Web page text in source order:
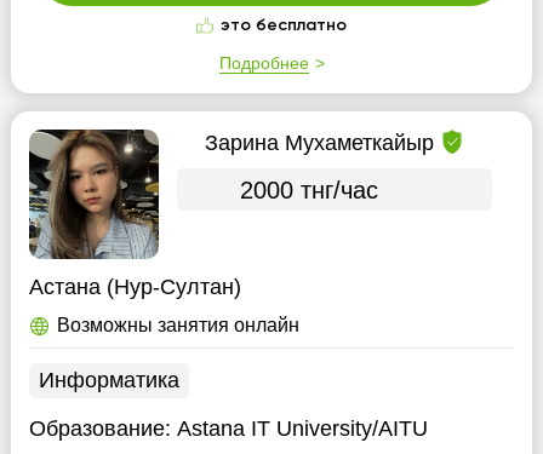
это бесплатно
Подробнее
Зарина Мухаметкайыр
2000 тнг/час
Астана (Нур-Султан)
Возможны занятия онлайн
Информатика
Образование: Astana IT University/AITU